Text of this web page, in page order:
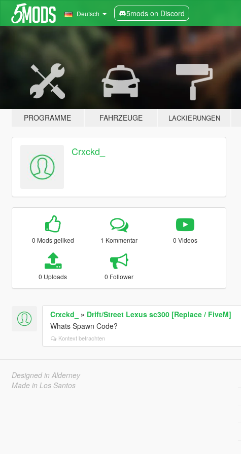
Deutsch 5mods on Discord
PROGRAMME FAHRZEUGE LACKIERUNGEN
Crxckd_
0 Mods geliked 1 Kommentar 0 Videos
0 Uploads 0 Follower
Crxckd_ » Drift/Street Lexus sc300 [Replace / FiveM]
Whats Spawn Code?
Kontext betrachten
Designed in Alderney
Made in Los Santos